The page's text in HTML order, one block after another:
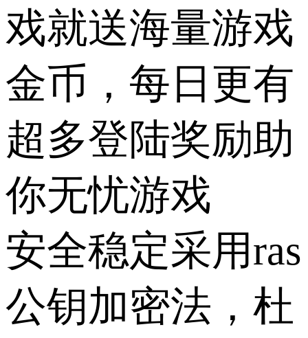
戏就送海量游戏
金币，每日更有
超多登陆奖励助
你无忧游戏
安全稳定采用ras
公钥加密法，杜